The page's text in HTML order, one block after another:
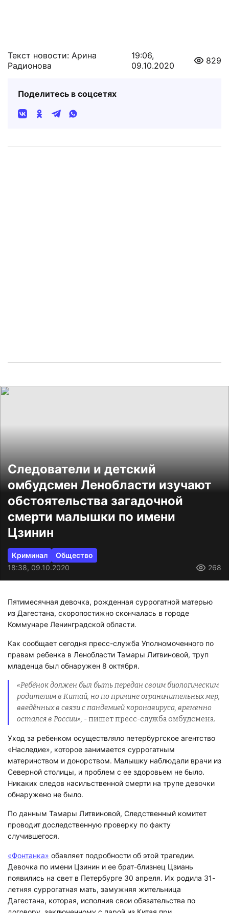
Текст новости: Арина
Радионова
19:06,
09.10.2020
829
Поделитесь в соцсетях
Следователи и детский
омбудсмен Ленобласти изучают
обстоятельства загадочной
смерти малышки по имени
Цзинин
Криминал
Общество
18:38, 09.10.2020
268
Пятимесячная девочка, рожденная суррогатной матерью
из Дагестана, скоропостижно скончалась в городе
Коммунаре Ленинградской области.
Как сообщает сегодня пресс-служба Уполномоченного по
правам ребенка в Ленобласти Тамары Литвиновой, труп
младенца был обнаружен 8 октября.
«Ребёнок должен был быть передан своим биологическим
родителям в Китай, но по причине ограничительных мер,
введённых в связи с пандемией коронавируса, временно
остался в России», - пишет пресс-служба омбудсмена.
Уход за ребенком осуществляло петербургское агентство
«Наследие», которое занимается суррогатным
материнством и донорством. Малышку наблюдали врачи из
Северной столицы, и проблем с ее здоровьем не было.
Никаких следов насильственной смерти на трупе девочки
обнаружено не было.
По данным Тамары Литвиновой, Следственный комитет
проводит доследственную проверку по факту
случившегося.
«Фонтанка» обавляет подробности об этой трагедии.
Девочка по имени Цзинин и ее брат-близнец Цзиань
появились на свет в Петербурге 30 апреля. Их родила 31-
летняя суррогатная мать, замужняя жительница
Дагестана, которая, исполнив свои обязательства по